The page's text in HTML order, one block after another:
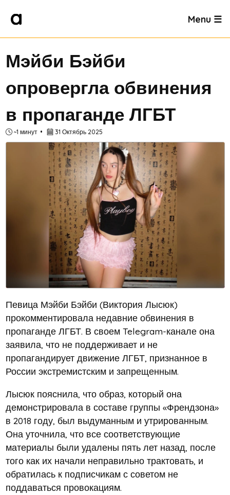
Menu ☰
Мэйби Бэйби
опровергла обвинения
в пропаганде ЛГБТ
~1 минут 31 Октябрь 2025
Певица Мэйби Бэйби (Виктория Лысюк)
прокомментировала недавние обвинения в
пропаганде ЛГБТ. В своем Telegram-канале она
заявила, что не поддерживает и не
пропагандирует движение ЛГБТ, признанное в
России экстремистским и запрещенным.
Лысюк пояснила, что образ, который она
демонстрировала в составе группы «Френдзона»
в 2018 году, был выдуманным и утрированным.
Она уточнила, что все соответствующие
материалы были удалены пять лет назад, после
того как их начали неправильно трактовать, и
обратилась к подписчикам с советом не
поддаваться провокациям.